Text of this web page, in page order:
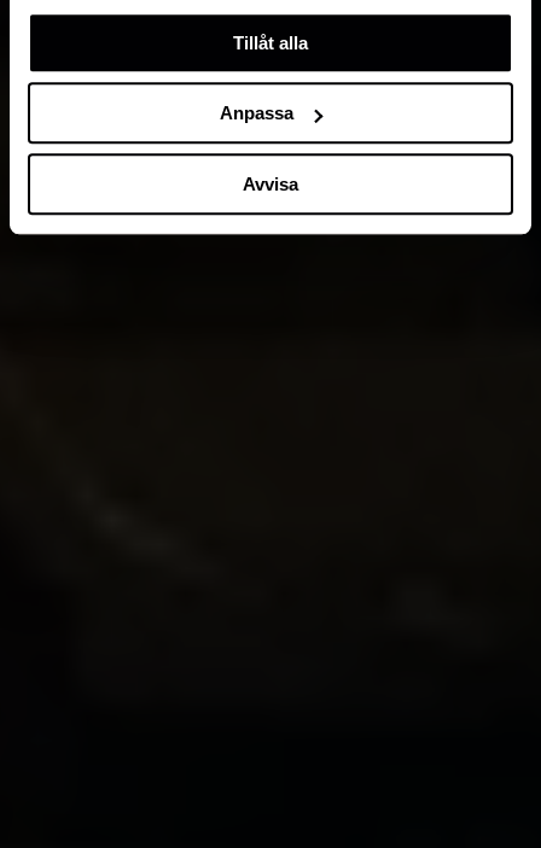
att klicka på “information” för att välja och justera vilka
cookies som ska sättas. Läs vår
cookies, deras funktion, varför vi använder dem och hur
Tillåt alla
Anpassa
Avvisa